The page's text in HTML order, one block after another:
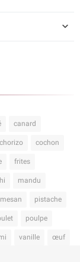
canard
chorizo cochon
frites
mandu
pistache
poulpe
vanille œuf